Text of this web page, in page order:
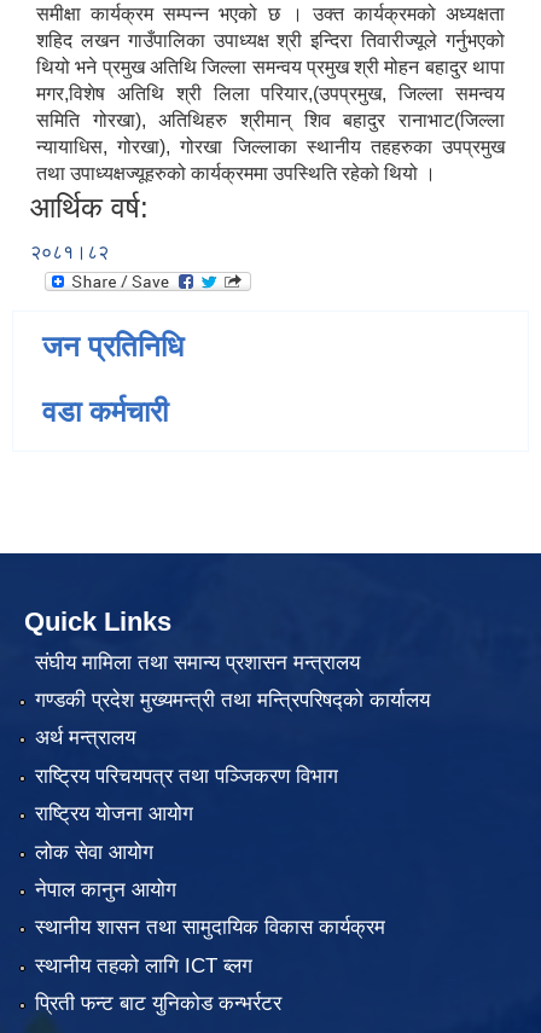
समीक्षा कार्यक्रम सम्पन्न भएको छ । उक्त कार्यक्रमको अध्यक्षता
शहिद लखन गाउँपालिका उपाध्यक्ष श्री इन्दिरा तिवारीज्यूले गर्नुभएको
थियो भने प्रमुख अतिथि जिल्ला समन्वय प्रमुख श्री मोहन बहादुर थापा
मगर,विशेष अतिथि श्री लिला परियार,(उपप्रमुख, जिल्ला समन्वय
समिति गोरखा), अतिथिहरु श्रीमान् शिव बहादुर रानाभाट(जिल्ला
न्यायाधिस, गोरखा), गोरखा जिल्लाका स्थानीय तहहरुका उपप्रमुख
तथा उपाध्यक्षज्यूहरुको कार्यक्रममा उपस्थिति रहेको थियो ।
आर्थिक वर्ष:
२०८१।८२
जन प्रतिनिधि
वडा कर्मचारी
Quick Links
संघीय मामिला तथा समान्य प्रशासन मन्त्रालय
गण्डकी प्रदेश मुख्यमन्त्री तथा मन्त्रिपरिषद्को कार्यालय
अर्थ मन्त्रालय
राष्ट्रिय परिचयपत्र तथा पञ्जिकरण विभाग
राष्ट्रिय योजना आयोग
लोक सेवा आयोग
नेपाल कानुन आयोग
स्थानीय शासन तथा सामुदायिक विकास कार्यक्रम
स्थानीय तहको लागि ICT ब्लग
प्रिती फन्ट बाट युनिकोड कन्भर्रटर